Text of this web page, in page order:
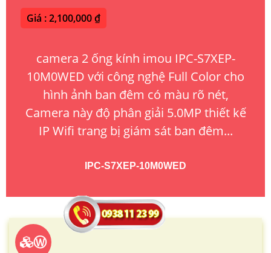
Giá : 2,100,000 ₫
camera 2 ống kính imou IPC-S7XEP-
10M0WED với công nghệ Full Color cho
hình ảnh ban đêm có màu rõ nét,
Camera này độ phân giải 5.0MP thiết kế
IP Wifi trang bị giám sát ban đêm...
IPC-S7XEP-10M0WED
Ⓦ